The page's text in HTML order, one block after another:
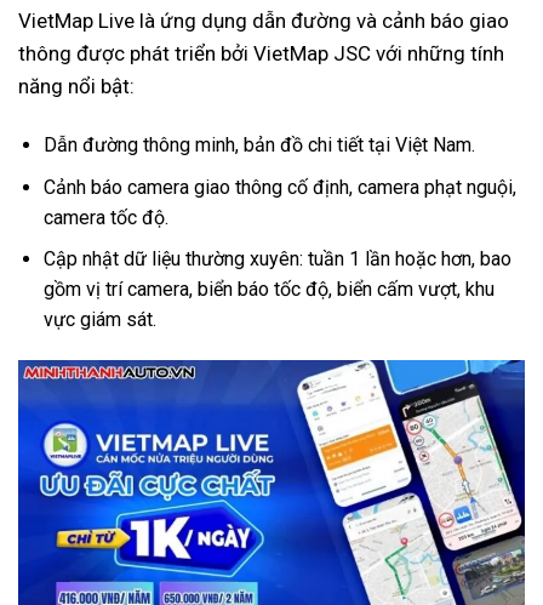
VietMap Live là ứng dụng dẫn đường và cảnh báo giao
thông được phát triển bởi VietMap JSC với những tính
năng nổi bật:
Dẫn đường thông minh, bản đồ chi tiết tại Việt Nam.
Cảnh báo camera giao thông cố định, camera phạt nguội,
camera tốc độ.
Cập nhật dữ liệu thường xuyên: tuần 1 lần hoặc hơn, bao
gồm vị trí camera, biển báo tốc độ, biển cấm vượt, khu
vực giám sát.